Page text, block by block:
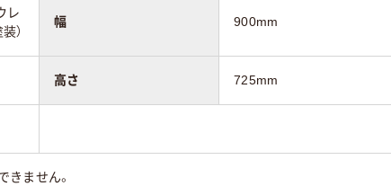
レ
）
幅 900mm
高さ 725mm
きません。